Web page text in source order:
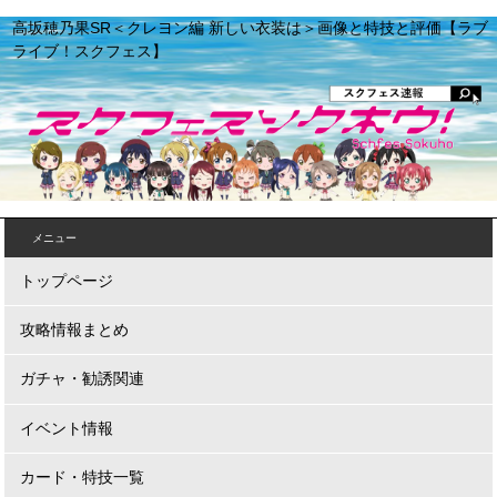
高坂穂乃果SR＜クレヨン編 新しい衣装は＞画像と特技と評価【ラブ
ライブ！スクフェス】
メニュー
トップページ
攻略情報まとめ
ガチャ・勧誘関連
イベント情報
カード・特技一覧